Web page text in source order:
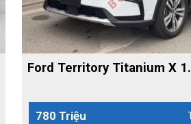
Ford Territory Titanium X
780 Triệu